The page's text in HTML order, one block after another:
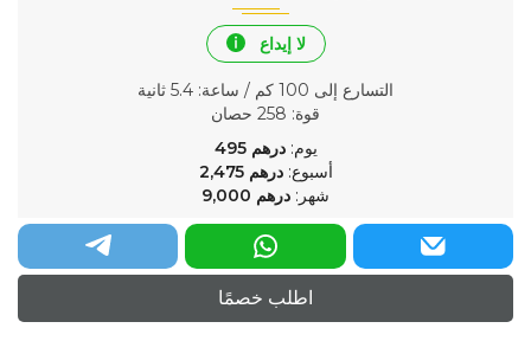
لا إيداع
التسارع إلى 100 كم / ساعة
: 5.4 ثانية
قوة: 258 حصان
يوم: درهم 495
أسبوع: درهم 2,475
شهر: درهم
اطلب خصمًا